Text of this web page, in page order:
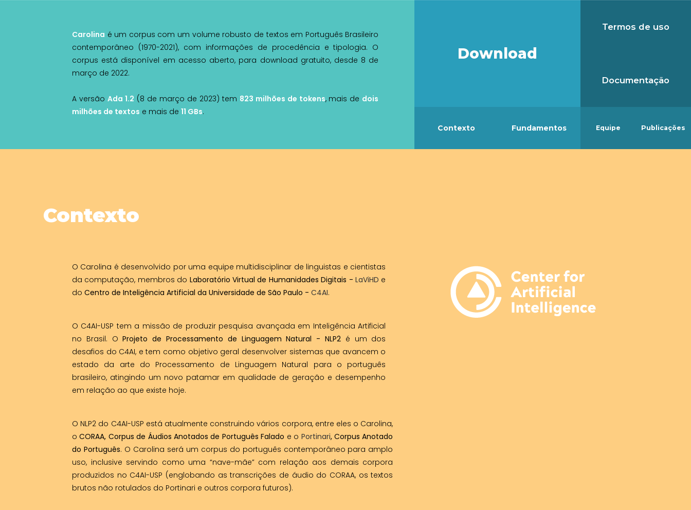
Carolina é um corpus com um volume robusto de textos em Português Brasileiro
contemporâneo (1970-2021), com informações de procedência e tipologia. O
corpus está disponível em acesso aberto, para download gratuito, desde 8 de
março de 2022.
A versão Ada 1.2 (8 de março de 2023) tem 823 milhões de tokens, mais de dois
milhões de textos e mais de 11 GBs.
Download
Termos de uso
Documentação
Contexto Fundamentos Equipe Publicações
Contexto
O Carolina é desenvolvido por uma equipe multidisciplinar de linguistas e cientistas
da computação, membros do Laboratório Virtual de Humanidades Digitais -LaViHD e
do Centro de Inteligência Artificial da Universidade de São Paulo - C4AI.
O C4AI-USP tem a missão de produzir pesquisa avançada em Inteligência Artificial
no Brasil. OProjeto de Processamento de Linguagem Natural - NLP2 é um dos
desafios do C4AI, e tem como objetivo geral desenvolver sistemas que avancem o
estado da arte do Processamento de Linguagem Natural para o português
brasileiro, atingindo um novo patamar em qualidade de geração e desempenho
em relação ao que existe hoje.
O NLP2 do C4AI-USP está atualmente construindo vários corpora, entre eles o Carolina,
oCORAA, Corpus de Áudios Anotados de Português Falado e o Portinari, Corpus Anotado
do Português. O Carolina será um corpus do português contemporâneo para amplo
uso, inclusive servindo como uma “nave-mãe” com relação aos demais corpora
produzidos no C4AI-USP (englobando as transcrições de áudio do CORAA, os textos
brutos não rotulados do Portinari e outros corpora futuros).